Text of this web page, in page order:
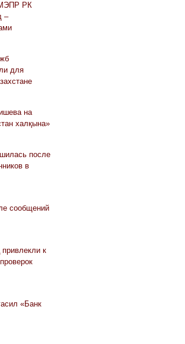
МЭПР РК
–
для
на
халқына»
после
в
сообщений
к
«Банк